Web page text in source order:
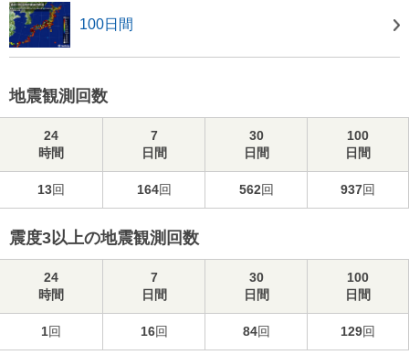
100日間
地震観測回数
24
時間
7
日間
30
日間
100
日間
13回 164回 562回 937回
震度3以上の地震観測回数
24
時間
7
日間
30
日間
100
日間
1回 16回 84回 129回